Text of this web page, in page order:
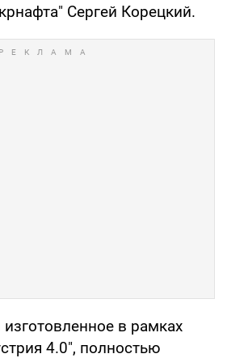
Сергей Корецкий.
в рамках
4.0", полностью